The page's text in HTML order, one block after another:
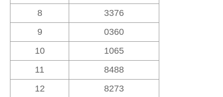
8
3376
9
0360
10
1065
11
8488
12
8273